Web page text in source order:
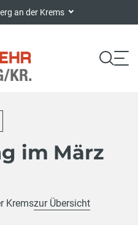
an der Krems
im März
Kremszur Übersicht